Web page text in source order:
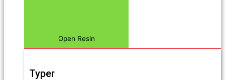
Open Resin
Typer